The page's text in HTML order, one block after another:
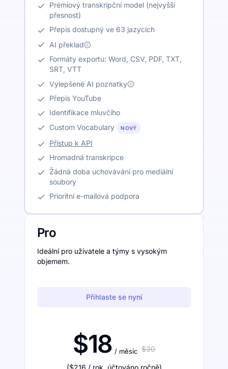
Prémiový transkripční model (nejvyšší
přesnost)
Přepis dostupný ve 63 jazycích
AI překlad
Formáty exportu: Word, CSV, PDF, TXT,
SRT, VTT
Vylepšené AI poznatky
Přepis YouTube
Identifikace mluvčího
Custom Vocabulary
NOVÝ
Přístup k API
Hromadná transkripce
Žádná doba uchovávání pro mediální
soubory
Prioritní e-mailová podpora
Pro
Ideální pro uživatele a týmy s vysokým
objemem.
Přihlaste se nyní
$18 / měsíc $30
($216 / rok účtováno ročně)